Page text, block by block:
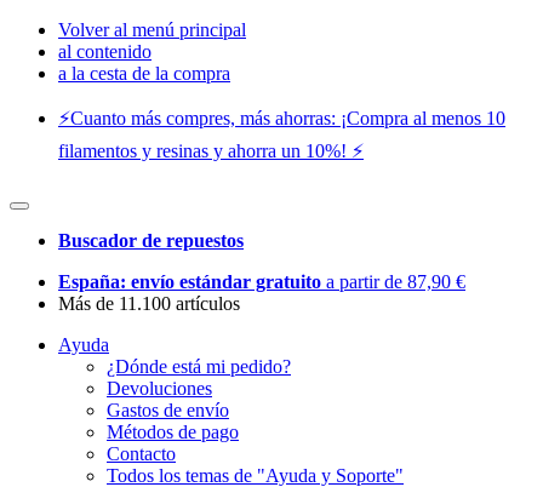
Volver al menú principal
al contenido
a la cesta de la compra
⚡️Cuanto más compres, más ahorras: ¡Compra al menos 10
filamentos y resinas y ahorra un 10%! ⚡️
Buscador de repuestos
España: envío estándar gratuito a partir de 87,90 €
Más de 11.100 artículos
Ayuda
¿Dónde está mi pedido?
Devoluciones
Gastos de envío
Métodos de pago
Contacto
Todos los temas de "Ayuda y Soporte"